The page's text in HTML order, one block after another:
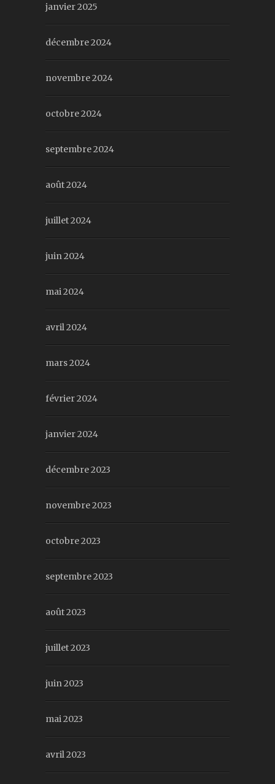
janvier 2025
décembre 2024
novembre 2024
octobre 2024
septembre 2024
août 2024
juillet 2024
juin 2024
mai 2024
avril 2024
mars 2024
février 2024
janvier 2024
décembre 2023
novembre 2023
octobre 2023
septembre 2023
août 2023
juillet 2023
juin 2023
mai 2023
avril 2023